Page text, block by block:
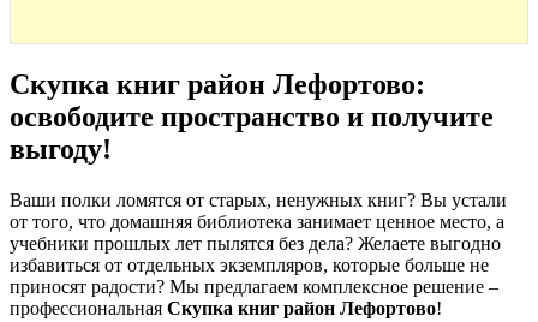
Скупка книг район Лефортово:
освободите пространство и получите
выгоду!
Ваши полки ломятся от старых, ненужных книг? Вы устали
от того, что домашняя библиотека занимает ценное место, а
учебники прошлых лет пылятся без дела? Желаете выгодно
избавиться от отдельных экземпляров, которые больше не
приносят радости? Мы предлагаем комплексное решение –
профессиональная Скупка книг район Лефортово!